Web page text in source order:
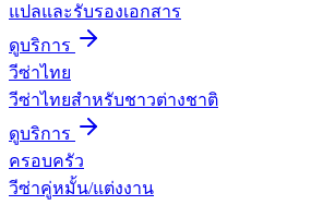
แปลและรับรองเอกสาร
ดูบริการ
วีซ่าไทย
วีซ่าไทยสำหรับชาวต่างชาติ
ดูบริการ
ครอบครัว
วีซ่าคู่หมั้น/แต่งงาน